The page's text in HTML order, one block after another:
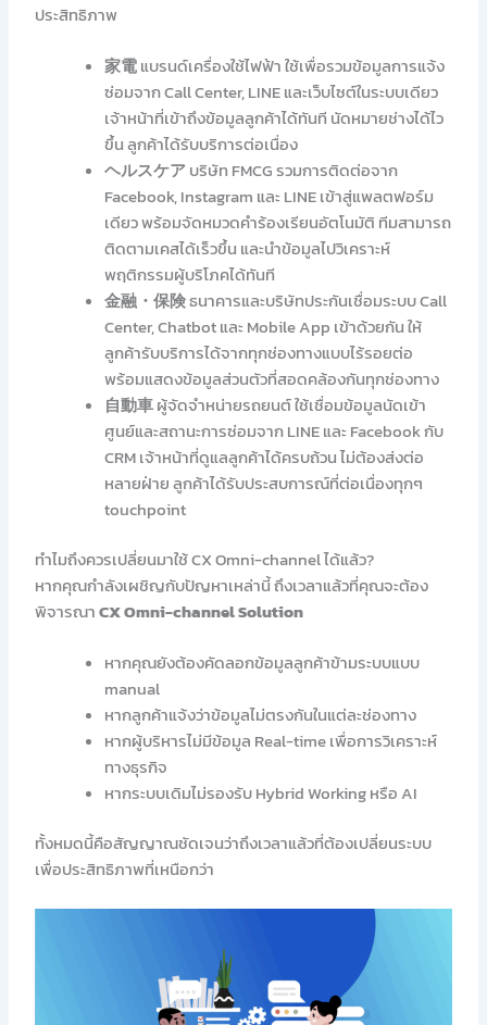
ประสิทธิภาพ
家電แบรนด์เครื่องใช้ไฟฟ้า ใช้เพื่อรวมข้อมูลการแจ้ง
ซ่อมจาก Call Center, LINE และเว็บไซต์ในระบบเดียว
เจ้าหน้าที่เข้าถึงข้อมูลลูกค้าได้ทันที นัดหมายช่างได้ไว
ขึ้น ลูกค้าได้รับบริการต่อเนื่อง
ヘルスケアบริษัท FMCG รวมการติดต่อจาก
Facebook, Instagram และ LINE เข้าสู่แพลตฟอร์ม
เดียว พร้อมจัดหมวดคำร้องเรียนอัตโนมัติ ทีมสามารถ
ติดตามเคสได้เร็วขึ้น และนำข้อมูลไปวิเคราะห์
พฤติกรรมผู้บริโภคได้ทันที
金融・保険ธนาคารและบริษัทประกันเชื่อมระบบ Call
Center, Chatbot และ Mobile App เข้าด้วยกัน ให้
ลูกค้ารับบริการได้จากทุกช่องทางแบบไร้รอยต่อ
พร้อมแสดงข้อมูลส่วนตัวที่สอดคล้องกันทุกช่องทาง
自動車ผู้จัดจำหน่ายรถยนต์ ใช้เชื่อมข้อมูลนัดเข้า
ศูนย์และสถานะการซ่อมจาก LINE และ Facebook กับ
CRM เจ้าหน้าที่ดูแลลูกค้าได้ครบถ้วน ไม่ต้องส่งต่อ
หลายฝ่าย ลูกค้าได้รับประสบการณ์ที่ต่อเนื่องทุกๆ
touchpoint
ทำไมถึงควรเปลี่ยนมาใช้ CX Omni-channel ได้แล้ว?
หากคุณกำลังเผชิญกับปัญหาเหล่านี้ ถึงเวลาแล้วที่คุณจะต้อง
พิจารณาCX Omni-channel Solution
หากคุณยังต้องคัดลอกข้อมูลลูกค้าข้ามระบบแบบ
manual
หากลูกค้าแจ้งว่าข้อมูลไม่ตรงกันในแต่ละช่องทาง
หากผู้บริหารไม่มีข้อมูล Real-time เพื่อการวิเคราะห์
ทางธุรกิจ
หากระบบเดิมไม่รองรับ Hybrid Working หรือ AI
ทั้งหมดนี้คือสัญญาณชัดเจนว่าถึงเวลาแล้วที่ต้องเปลี่ยนระบบ
เพื่อประสิทธิภาพที่เหนือกว่า